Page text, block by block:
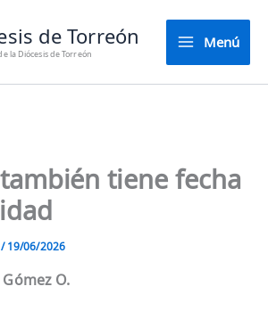
de Torreón
la Diócesis de Torreón
Menú
tiene fecha
/19/06/2026
O.